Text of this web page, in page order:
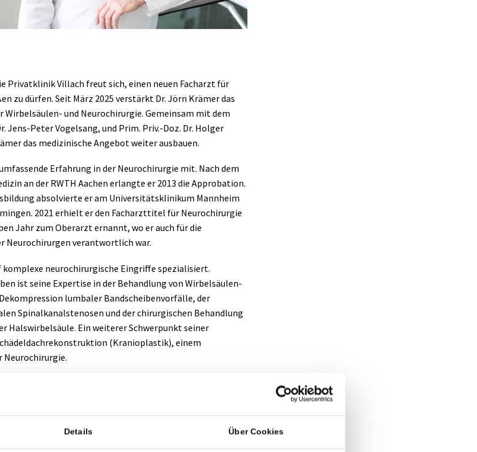
Details Über Cookies
Privatklinik Villach freut sich, einen neuen Facharzt für
zu dürfen. Seit März 2025 verstärkt Dr. Jörn Krämer das
Wirbelsäulen- und Neurochirurgie. Gemeinsam mit dem
Jens-Peter Vogelsang, und Prim. Priv.-Doz. Dr. Holger
das medizinische Angebot weiter ausbauen.
Erfahrung in der Neurochirurgie mit. Nach dem
an der RWTH Aachen erlangte er 2013 die Approbation.
absolvierte er am Universitätsklinikum Mannheim
2021 erhielt er den Facharzttitel für Neurochirurgie
Jahr zum Oberarzt ernannt, wo er auch für die
Neurochirurgen verantwortlich war.
komplexe neurochirurgische Eingriffe spezialisiert.
ist seine Expertise in der Behandlung von Wirbelsäulen-
lumbaler Bandscheibenvorfälle, der
Spinalkanalstenosen und der chirurgischen Behandlung
Halswirbelsäule. Ein weiterer Schwerpunkt seiner
(Kranioplastik), einem
Neurochirurgie.
zu entwickeln, ließ er sich kürzlich in einer
Praxis im Allgäu (Deutschland) weiterbilden.